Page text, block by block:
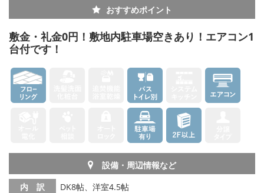
おすすめポイント
敷金・礼金0円！敷地内駐車場空きあり！エアコン1
台付です！
設備・周辺情報など
内 訳
DK8帖、洋室4.5帖